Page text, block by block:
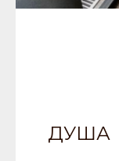
ДУША